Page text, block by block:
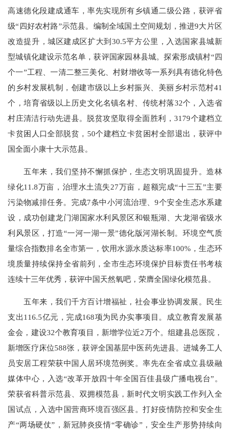
高速德化段建成通车，率先实现所有乡镇通二级公路，获评省
级“四好农村路”示范县。编制全域国土空间规划，推进9大片区
改造提升，城区建成区扩大到30.5平方公里，入选国家县城新
型城镇化建设示范名单，获评国家园林县城。探索形成镇村“四
个一”工程、一清二整三美化、村财增收等一系列具有德化特色
的乡村发展机制，创建市级以上乡村振兴、美丽乡村示范村41
个，培育省级以上历史文化名镇名村、传统村落32个，入选省
村庄清洁行动先进县。脱贫攻坚取得全面胜利，3179个建档立
卡贫困人口全部脱贫，50个建档立卡贫困村全部退出，获评中
国全面小康十大示范县。
五年来，我们坚持不懈抓保护，生态文明巩固提升。造林
绿化11.8万亩，治理水土流失27万亩，超额完成“十三五”主要
污染物减排任务。完成7条中小河流治理、9个安全生态水系建
设，成功创建龙门湖国家水利风景区和银瓶湖、大龙湖省级水
利风景区，打造“一河一湖一景”德化版河湖长制。环境空气质
量综合指数排名全市第一，饮用水源水质达标率100%，生态环
境质量持续保持全省前列，全市生态环境保护目标责任书考核
连续十三年优秀，获评中国天然氧吧，荣膺全国绿化模范县。
五年来，我们千方百计增福祉，社会事业协调发展。民生
支出116.5亿元，完成168项为民办实事项目。成立教育发展基
金会，建设32个教育项目，新增学位近2万个。组建县总医院，
新增医疗床位588张，获评全国基层中医药先进县。进城务工人
员安居工程荣获中国人居环境范例奖。率先在全省成立县级融
媒体中心，入选“改革开放四十年全国百佳县级广播电视台”。
荣获省科普示范县、双拥模范县，新时代文明实践工作列入全
国试点，入选中国营商环境百强区县。打好疫情防控和安全生
产“两场硬仗”，新冠肺炎疫情“零确诊”，安全生产形势持续向